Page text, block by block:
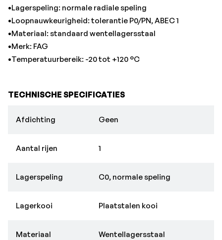
•Lagerspeling: normale radiale speling
•Loopnauwkeurigheid: tolerantie P0/PN, ABEC 1
•Materiaal: standaard wentellagersstaal
•Merk: FAG
•Temperatuurbereik: -20 tot +120 °C
TECHNISCHE SPECIFICATIES
Afdichting Geen
Aantal rijen 1
Lagerspeling C0, normale speling
Lagerkooi Plaatstalen kooi
Materiaal Wentellagersstaal